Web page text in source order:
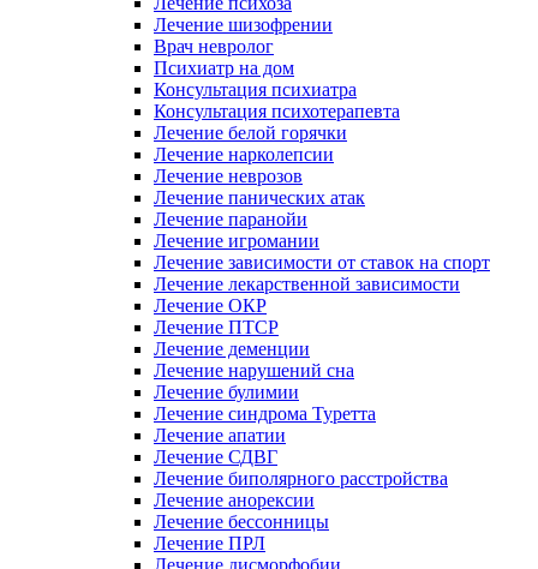
Лечение шизофрении
Врач невролог
Психиатр на дом
Консультация психиатра
Консультация психотерапевта
Лечение белой горячки
Лечение нарколепсии
Лечение неврозов
Лечение панических атак
Лечение паранойи
Лечение игромании
Лечение зависимости от ставок на спорт
Лечение лекарственной зависимости
Лечение ОКР
Лечение ПТСР
Лечение деменции
Лечение нарушений сна
Лечение булимии
Лечение синдрома Туретта
Лечение апатии
Лечение СДВГ
Лечение биполярного расстройства
Лечение анорексии
Лечение бессонницы
Лечение ПРЛ
Лечение дисморфобии